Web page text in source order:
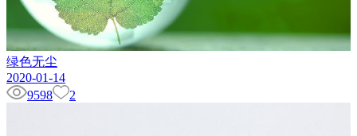
绿色无尘
2020-01-14
9598
2